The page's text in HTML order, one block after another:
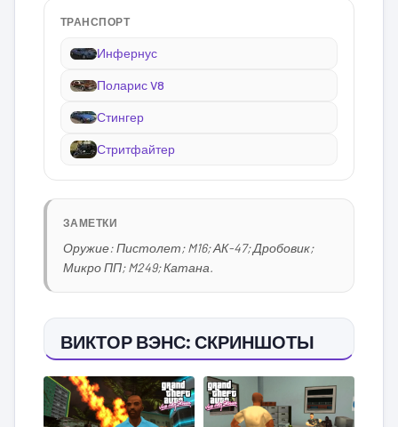
ТРАНСПОРТ
Инфернус
Поларис V8
Стингер
Стритфайтер
ЗАМЕТКИ
Оружие: Пистолет; M16; АК-47; Дробовик;
Микро ПП; M249; Катана.
ВИКТОР ВЭНС: СКРИНШОТЫ